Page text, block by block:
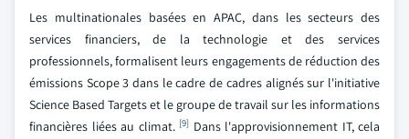
Les multinationales basées en APAC, dans les secteurs des
services financiers, de la technologie et des services
professionnels, formalisent leurs engagements de réduction des
émissions Scope 3 dans le cadre de cadres alignés sur l'initiative
Science Based Targets et le groupe de travail sur les informations
financières liées au climat. [9] Dans l'approvisionnement IT, cela